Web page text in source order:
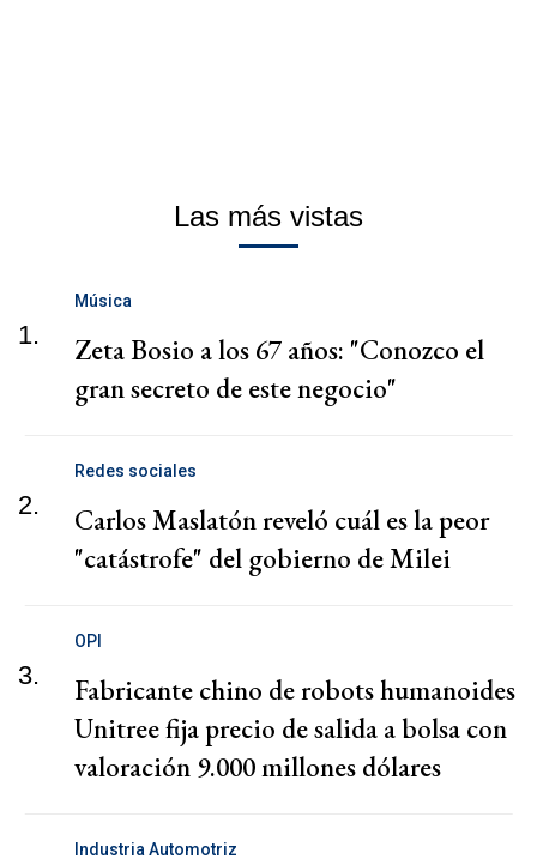
Las más vistas
1.
Música
Zeta Bosio a los 67 años: "Conozco el
gran secreto de este negocio"
2.
Redes sociales
Carlos Maslatón reveló cuál es la peor
"catástrofe" del gobierno de Milei
3.
OPI
Fabricante chino de robots humanoides
Unitree fija precio de salida a bolsa con
valoración 9.000 millones dólares
Industria Automotriz